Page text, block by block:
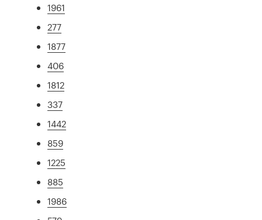
1961
277
1877
406
1812
337
1442
859
1225
885
1986